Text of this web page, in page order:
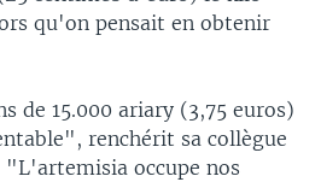
qu'on pensait en obtenir
de 15.000 ariary (3,75 euros)
renchérit sa collègue
"L'artemisia occupe nos